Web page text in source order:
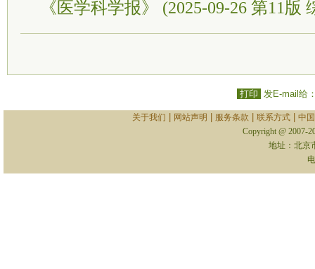
《医学科学报》 (2025-09-26 第11版
打印 发E-mail给
关于我们 网站声明 服务条款 联系方式| 中
Copyright @ 2007-
地址：北京